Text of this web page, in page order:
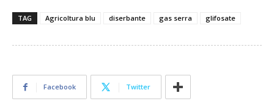
TAG Agricoltura blu diserbante gas serra glifosate
Facebook Twitter